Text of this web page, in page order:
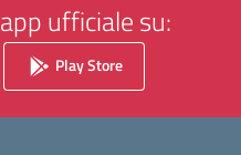
ufficiale su:
Play Store